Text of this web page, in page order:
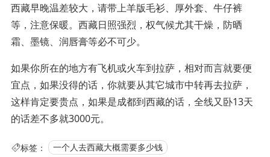
西藏早晚温差较大，请带上羊版毛衫、厚外套、牛仔裤
等，注意保暖。西藏日照强烈，权气候尤其干燥，防晒
霜、墨镜、润唇膏等必不可少。
如果你所在的地方有飞机或火车到拉萨，相对而言就要便
宜点，如果没得的话，你就要从其它城市中转再去拉萨，
这样肯定要贵点，如果是成都到西藏的话，全线又卧13天
的话差不多就3000元。
标签： 一个人去西藏大概需要多少钱